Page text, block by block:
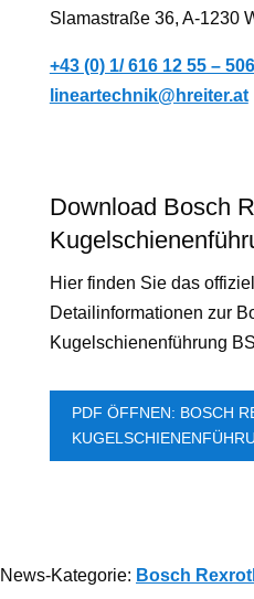
Slamastraße 36, A-1230
+43 (0) 1/ 616 12 55 – 506
lineartechnik@hreiter.at
Download Bosch
Hier finden Sie das
Detailinformationen zur
Kugelschienenführung
PDF ÖFFNEN: BOSCH
News-Kategorie: Bosch